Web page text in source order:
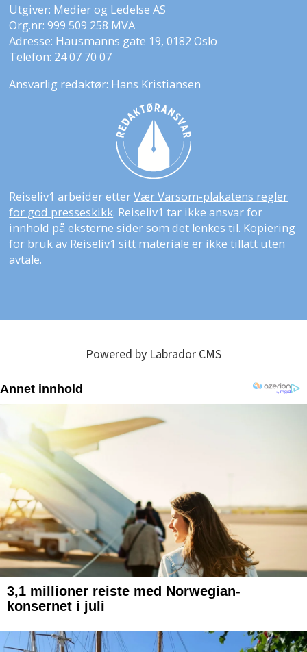
Utgiver: Medier og Ledelse AS
Org.nr: 999 509 258 MVA
Adresse: Hausmanns gate 19, 0182 Oslo
Telefon: 24 07 70 07
Ansvarlig redaktør: Hans Kristiansen
Reiseliv1 arbeider etterVær Varsom-plakatens regler
for god presseskikk. Reiseliv1 tar ikke ansvar for
innhold på eksterne sider som det lenkes til. Kopiering
for bruk av Reiseliv1 sitt materiale er ikke tillatt uten
avtale.
Powered by Labrador CMS